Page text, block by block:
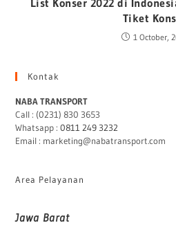
Tiket
1 October,
Kontak
NABA TRANSPORT
Call : (0231) 830 3653
Whatsapp :0811 249 3232
Email : marketing@nabatransport.com
Area Pelayanan
Jawa Barat